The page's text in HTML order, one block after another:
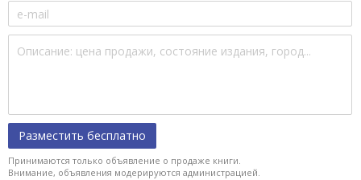
Разместить бесплатно
Принимаются только объявление о продаже книги.
Внимание, объявления модерируются администрацией.